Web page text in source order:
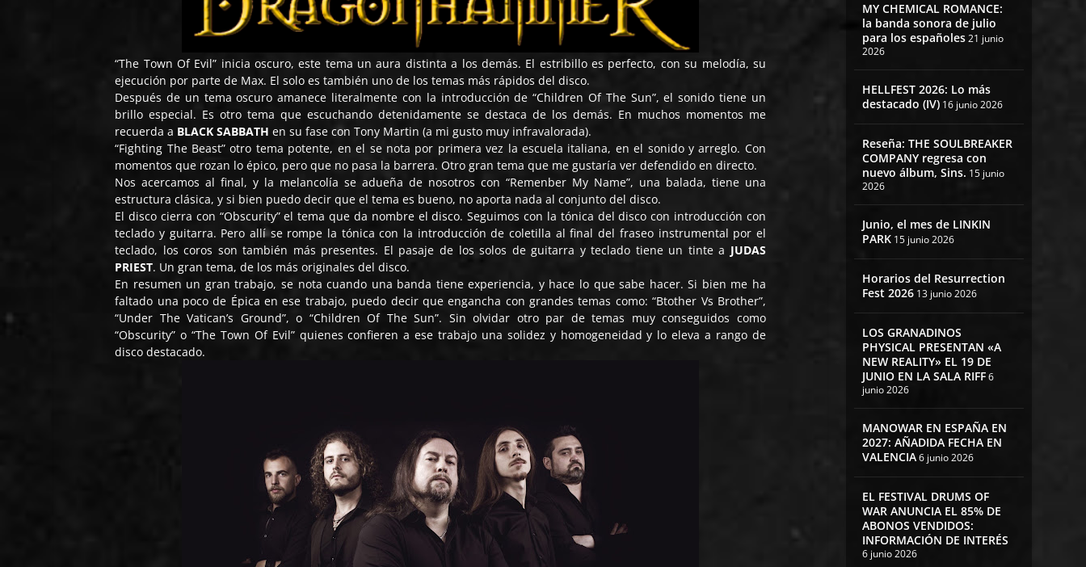
“The Town Of Evil” inicia oscuro, este tema un aura distinta a los demás. El estribillo es perfecto, con su melodía, su
ejecución por parte de Max. El solo es también uno de los temas más rápidos del disco.
Después de un tema oscuro amanece literalmente con la introducción de “Children Of The Sun”, el sonido tiene un
brillo especial. Es otro tema que escuchando detenidamente se destaca de los demás. En muchos momentos me
recuerda a BLACK SABBATH en su fase con Tony Martin (a mi gusto muy infravalorada).
“Fighting The Beast” otro tema potente, en el se nota por primera vez la escuela italiana, en el sonido y arreglo. Con
momentos que rozan lo épico, pero que no pasa la barrera. Otro gran tema que me gustaría ver defendido en directo.
Nos acercamos al final, y la melancolía se adueña de nosotros con “Remenber My Name”, una balada, tiene una
estructura clásica, y si bien puedo decir que el tema es bueno, no aporta nada al conjunto del disco.
El disco cierra con “Obscurity” el tema que da nombre el disco. Seguimos con la tónica del disco con introducción con
teclado y guitarra. Pero allí se rompe la tónica con la introducción de coletilla al final del fraseo instrumental por el
teclado, los coros son también más presentes. El pasaje de los solos de guitarra y teclado tiene un tinte a JUDAS
PRIEST. Un gran tema, de los más originales del disco.
En resumen un gran trabajo, se nota cuando una banda tiene experiencia, y hace lo que sabe hacer. Si bien me ha
faltado una poco de Épica en ese trabajo, puedo decir que engancha con grandes temas como: “Btother Vs Brother”,
“Under The Vatican’s Ground”, o “Children Of The Sun”. Sin olvidar otro par de temas muy conseguidos como
“Obscurity” o “The Town Of Evil” quienes confieren a ese trabajo una solidez y homogeneidad y lo eleva a rango de
disco destacado.
MY CHEMICAL ROMANCE:
la banda sonora de julio
para los españoles21 junio
2026
HELLFEST 2026: Lo más
destacado (IV) 16 junio 2026
Reseña: THE SOULBREAKER
COMPANY regresa con
nuevo álbum, Sins. 15 junio
2026
Junio, el mes de LINKIN
PARK 15 junio 2026
Horarios del Resurrection
Fest 2026 13 junio 2026
LOS GRANADINOS
PHYSICAL PRESENTAN «A
NEW REALITY» EL 19 DE
JUNIO EN LA SALA RIFF6
junio 2026
MANOWAR EN ESPAÑA EN
2027: AÑADIDA FECHA EN
VALENCIA6 junio 2026
EL FESTIVAL DRUMS OF
WAR ANUNCIA EL 85% DE
ABONOS VENDIDOS:
INFORMACIÓN DE INTERÉS
6 junio 2026